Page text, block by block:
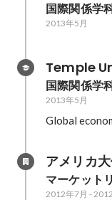
国際関係学
2013年5月
Temple
国際関係学
2013年5月
Global
アメリカ
マーケット
2012年7月 -